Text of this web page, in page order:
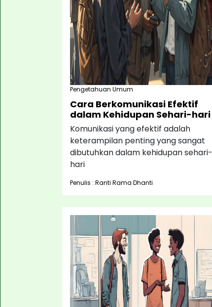
Pengetahuan Umum
Cara Berkomunikasi Efektif
dalam Kehidupan Sehari-hari
Komunikasi yang efektif adalah
keterampilan penting yang sangat
dibutuhkan dalam kehidupan sehari-
hari
Penulis : Ranti Rama Dhanti